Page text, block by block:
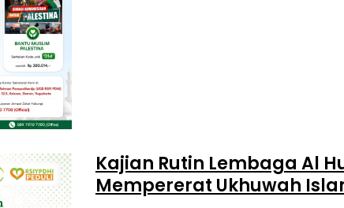
Kajian Rutin Lembaga Al
Mempererat Ukhuwah